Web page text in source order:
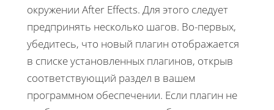
окружении After Effects. Для этого следует
предпринять несколько шагов. Во-первых,
убедитесь, что новый плагин отображается
в списке установленных плагинов, открыв
соответствующий раздел в вашем
программном обеспечении. Если плагин не